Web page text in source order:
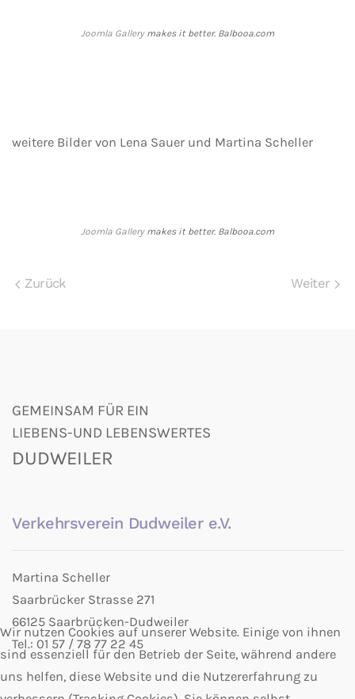
Joomla Gallerymakes it better. Balbooa.com
weitere Bilder von Lena Sauer und Martina Scheller
Joomla Gallerymakes it better. Balbooa.com
Zurück Weiter
GEMEINSAM FÜR EIN
LIEBENS-UND LEBENSWERTES
DUDWEILER
Verkehrsverein Dudweiler e.V.
Martina Scheller
Saarbrücker Strasse 271
66125 Saarbrücken-Dudweiler
Tel.: 01 57 / 78 77 22 45
Wir nutzen Cookies auf unserer Website. Einige von ihnen
sind essenziell für den Betrieb der Seite, während andere
uns helfen, diese Website und die Nutzererfahrung zu